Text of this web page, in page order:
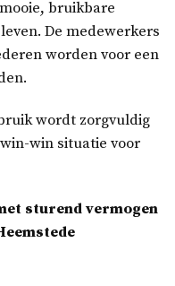
bruikbare
De medewerkers
worden voor een
wordt zorgvuldig
win situatie voor
sturend vermogen